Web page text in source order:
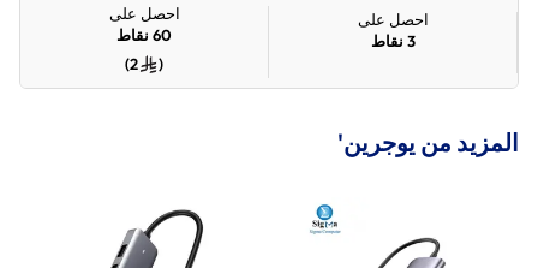
احصل على
3 نقاط
احصل على
60 نقاط
(
2
)
المزيد من يوجرين'